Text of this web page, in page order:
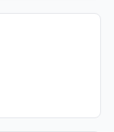
2026年4月6日